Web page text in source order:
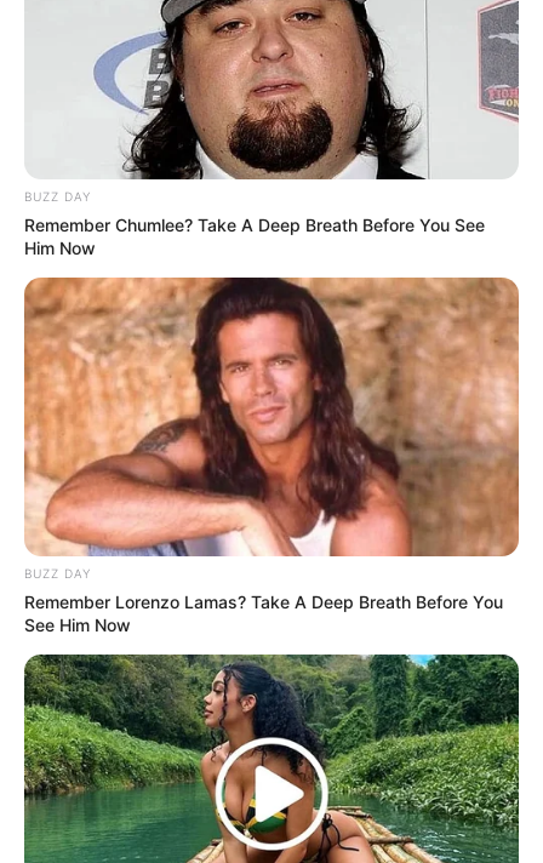
(foto: instagram/farahdibaferreira)
3. Rambutnya diikat dua gini jadi gemes banget
BUZZ DAY
Remember Chumlee? Take A Deep Breath Before You See
Him Now
BUZZ DAY
Remember Lorenzo Lamas? Take A Deep Breath Before You
See Him Now